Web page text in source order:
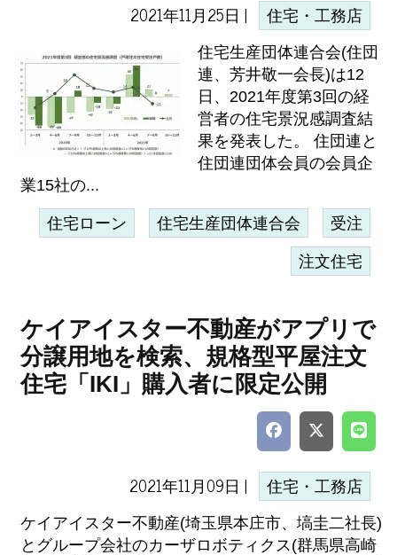
2021年11月25日 | 住宅・工務店
住宅生産団体連合会(住団
連、芳井敬一会長)は12
日、2021年度第3回の経
営者の住宅景況感調査結
果を発表した。 住団連と
住団連団体会員の会員企
業15社の...
住宅ローン 住宅生産団体連合会 受注
注文住宅
ケイアイスター不動産がアプリで
分譲用地を検索、規格型平屋注文
住宅「IKI」購入者に限定公開
2021年11月09日 | 住宅・工務店
ケイアイスター不動産(埼玉県本庄市、塙圭二社長)
とグループ会社のカーザロボティクス(群馬県高崎